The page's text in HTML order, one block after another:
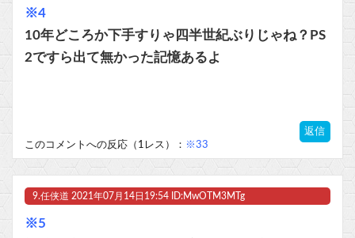
※4
10年どころか下手すりゃ四半世紀ぶりじゃね？PS
2ですら出て無かった記憶あるよ
返信
このコメントへの反応（1レス）： ※33
9.任侠道 2021年07月14日19:54 ID:MwOTM3MTg
※5